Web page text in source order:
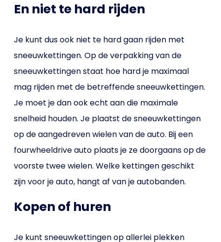
En niet te hard rijden
Je kunt dus ook niet te hard gaan rijden met
sneeuwkettingen. Op de verpakking van de
sneeuwkettingen staat hoe hard je maximaal
mag rijden met de betreffende sneeuwkettingen.
Je moet je dan ook echt aan die maximale
snelheid houden. Je plaatst de sneeuwkettingen
op de aangedreven wielen van de auto. Bij een
fourwheeldrive auto plaats je ze doorgaans op de
voorste twee wielen. Welke kettingen geschikt
zijn voor je auto, hangt af van je autobanden.
Kopen of huren
Je kunt sneeuwkettingen op allerlei plekken